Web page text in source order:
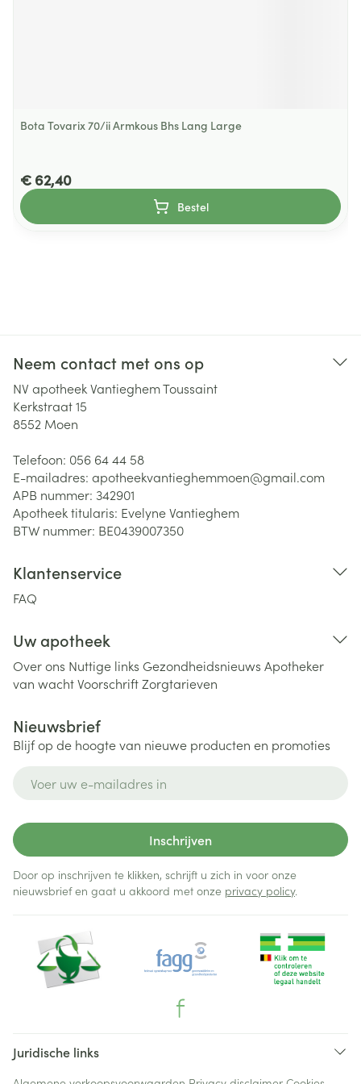
Bota Tovarix 70/ii Armkous Bhs Lang Large
€ 62,40
Bestel
Neem contact met ons op
NV apotheek Vantieghem Toussaint
Kerkstraat 15
8552 Moen
Telefoon: 056 64 44 58
E-mailadres: apotheekvantieghemmoen@gmail.com
APB nummer: 342901
Apotheek titularis: Evelyne Vantieghem
BTW nummer: BE0439007350
Klantenservice
FAQ
Uw apotheek
Over ons Nuttige links Gezondheidsnieuws Apotheker
van wachtVoorschriftZorgtarieven
Nieuwsbrief
Blijf op de hoogte van nieuwe producten en promoties
Inschrijven
Door op inschrijven te klikken, schrijft u zich in voor onze
nieuwsbrief en gaat u akkoord met onze privacy policy.
Juridische links